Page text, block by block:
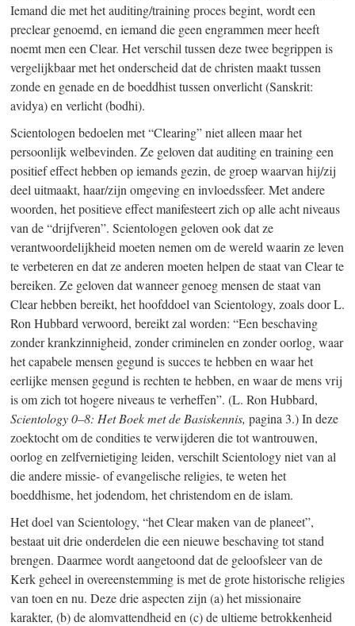
Iemand die met het auditing/training proces begint, wordt een
preclear genoemd, en iemand die geen engrammen meer heeft
noemt men een Clear. Het verschil tussen deze twee begrippen is
vergelijkbaar met het onderscheid dat de christen maakt tussen
zonde en genade en de boeddhist tussen onverlicht (Sanskrit:
avidya) en verlicht (bodhi).
Scientologen bedoelen met “Clearing” niet alleen maar het
persoonlijk welbevinden. Ze geloven dat auditing en training een
positief effect hebben op iemands gezin, de groep waarvan hij/zij
deel uitmaakt, haar/zijn omgeving en invloedssfeer. Met andere
woorden, het positieve effect manifesteert zich op alle acht niveaus
van de “drijfveren”. Scientologen geloven ook dat ze
verantwoordelijkheid moeten nemen om de wereld waarin ze leven
te verbeteren en dat ze anderen moeten helpen de staat van Clear te
bereiken. Ze geloven dat wanneer genoeg mensen de staat van
Clear hebben bereikt, het hoofddoel van Scientology, zoals door L.
Ron Hubbard verwoord, bereikt zal worden: “Een beschaving
zonder krankzinnigheid, zonder criminelen en zonder oorlog, waar
het capabele mensen gegund is succes te hebben en waar het
eerlijke mensen gegund is rechten te hebben, en waar de mens vrij
is om zich tot hogere niveaus te verheffen”. (L. Ron Hubbard,
Scientology 0–8: Het Boek met de Basiskennis, pagina 3.) In deze
zoektocht om de condities te verwijderen die tot wantrouwen,
oorlog en zelfvernietiging leiden, verschilt Scientology niet van al
die andere missie- of evangelische religies, te weten het
boeddhisme, het jodendom, het christendom en de islam.
Het doel van Scientology, “het Clear maken van de planeet”,
bestaat uit drie onderdelen die een nieuwe beschaving tot stand
brengen. Daarmee wordt aangetoond dat de geloofsleer van de
Kerk geheel in overeenstemming is met de grote historische religies
van toen en nu. Deze drie aspecten zijn (a) het missionaire
karakter, (b) de alomvattendheid en (c) de ultieme betrokkenheid